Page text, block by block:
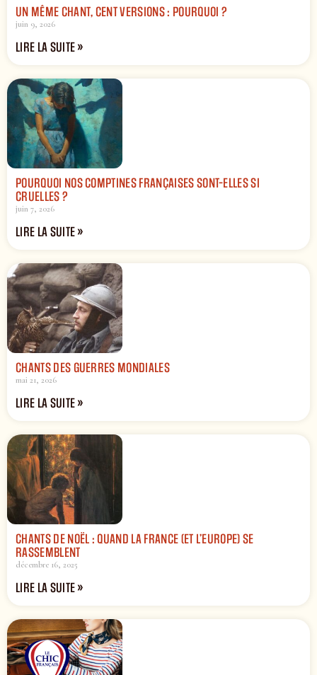
UN MÊME CHANT, CENT VERSIONS : POURQUOI ?
juin 9, 2026
LIRE LA SUITE »
POURQUOI NOS COMPTINES FRANÇAISES SONT-ELLES SI
CRUELLES ?
juin 7, 2026
LIRE LA SUITE »
CHANTS DES GUERRES MONDIALES
mai 21, 2026
LIRE LA SUITE »
CHANTS DE NOËL : QUAND LA FRANCE (ET L’EUROPE) SE
RASSEMBLENT
décembre 16, 2025
LIRE LA SUITE »